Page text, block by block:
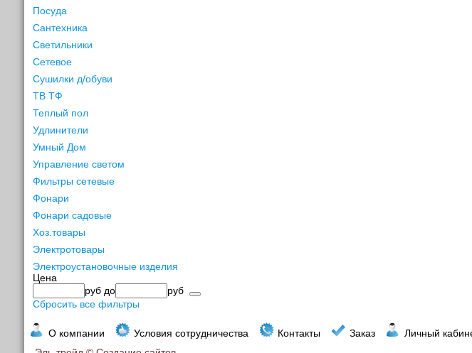
Посуда
Сантехника
Светильники
Сетевое
Сушилки д/обуви
ТВ ТФ
Теплый пол
Удлинители
Умный Дом
Управление светом
Фильтры сетевые
Фонари
Фонари садовые
Хоз.товары
Электротовары
Электроустановочные изделия
Цена
руб до
руб
Сбросить все фильтры
О компании Условия сотрудничества Контакты Заказ
Личный